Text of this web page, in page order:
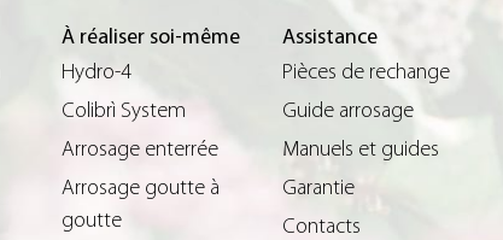
À réaliser soi-même
Hydro-4
Colibrì System
Arrosage enterrée
Arrosage goutte à
goutte
Assistance
Pièces de rechange
Guide arrosage
Manuels et guides
Garantie
Contacts